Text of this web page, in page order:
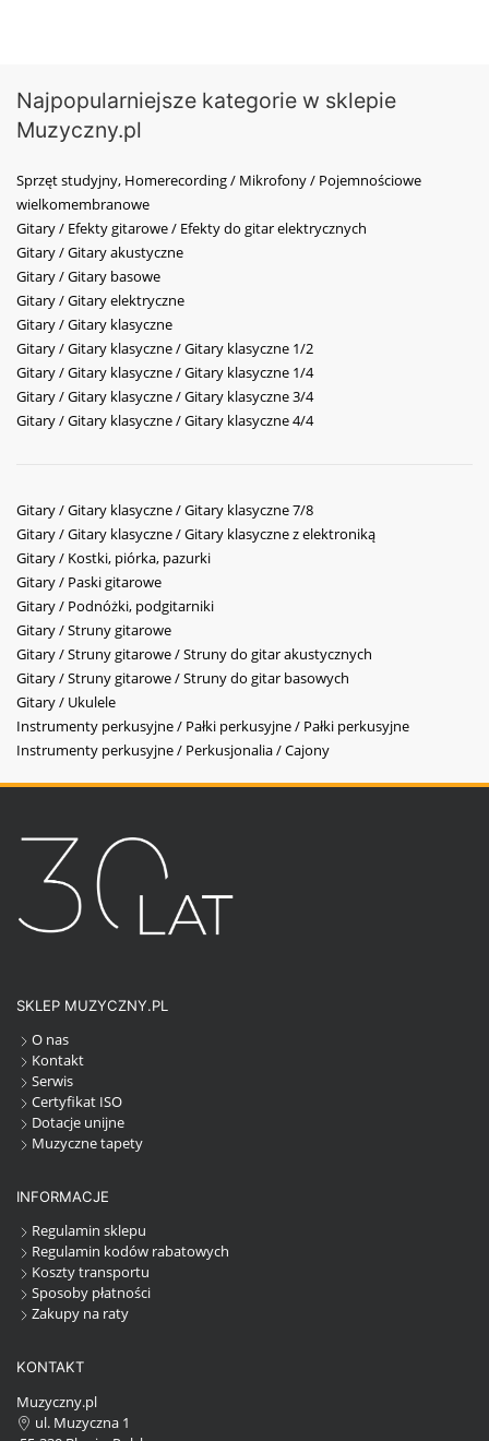
Najpopularniejsze kategorie w sklepie
Muzyczny.pl
Sprzęt studyjny, Homerecording / Mikrofony / Pojemnościowe
wielkomembranowe
Gitary / Efekty gitarowe / Efekty do gitar elektrycznych
Gitary / Gitary akustyczne
Gitary / Gitary basowe
Gitary / Gitary elektryczne
Gitary / Gitary klasyczne
Gitary / Gitary klasyczne / Gitary klasyczne 1/2
Gitary / Gitary klasyczne / Gitary klasyczne 1/4
Gitary / Gitary klasyczne / Gitary klasyczne 3/4
Gitary / Gitary klasyczne / Gitary klasyczne 4/4
Gitary / Gitary klasyczne / Gitary klasyczne 7/8
Gitary / Gitary klasyczne / Gitary klasyczne z elektroniką
Gitary / Kostki, piórka, pazurki
Gitary / Paski gitarowe
Gitary / Podnóżki, podgitarniki
Gitary / Struny gitarowe
Gitary / Struny gitarowe / Struny do gitar akustycznych
Gitary / Struny gitarowe / Struny do gitar basowych
Gitary / Ukulele
Instrumenty perkusyjne / Pałki perkusyjne / Pałki perkusyjne
Instrumenty perkusyjne / Perkusjonalia / Cajony
SKLEP MUZYCZNY.PL
O nas
Kontakt
Serwis
Certyfikat ISO
Dotacje unijne
Muzyczne tapety
INFORMACJE
Regulamin sklepu
Regulamin kodów rabatowych
Koszty transportu
Sposoby płatności
Zakupy na raty
KONTAKT
Muzyczny.pl
ul. Muzyczna 1